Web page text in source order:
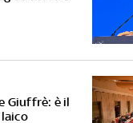
Giuffrè: è il